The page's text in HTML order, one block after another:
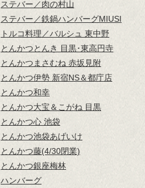
ステバー／肉の村山
ステバー／鉄鍋ハンバーグMIUSI
トルコ料理／バルシュ 東中野
とんかつとんき 目黒･東高円寺
とんかつまさむね 赤坂見附
とんかつ伊勢 新宿NS＆都庁店
とんかつ和幸
とんかつ大宝＆こがね 目黒
とんかつ心 池袋
とんかつ池袋あげいけ
とんかつ藤(4/30閉業)
とんかつ銀座梅林
ハンバーグ